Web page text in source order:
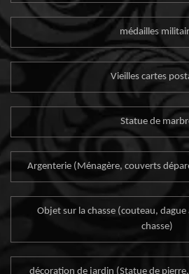
médailles
Vieilles cartes
Statue de
Argenterie (Ménagère, couverts
Objet sur la chasse (couteau,
chasse)
décoration de jardin (Statue de